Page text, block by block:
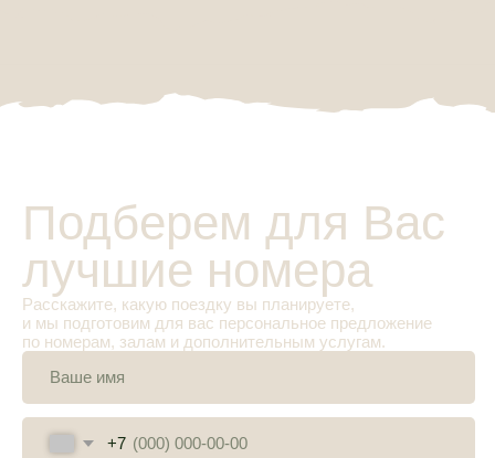
Цены
Разработка сайта
С002025010702